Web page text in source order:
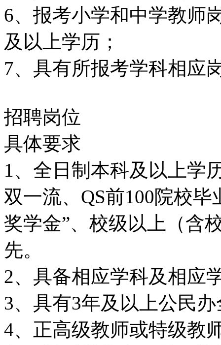
6、报考小学和中学教师
及以上学历；
7、具有所报考学科相应
招聘岗位
具体要求
1、全日制本科及以上学
双一流、QS前100院校
奖学金”、校级以上（含
先。
2、具备相应学科及相应
3、具有3年及以上公民
4、正高级教师或特级教